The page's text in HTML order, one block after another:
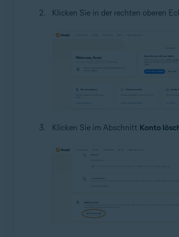
Klicken Sie in der rechten oberen
Klicken Sie im Abschnitt Konto